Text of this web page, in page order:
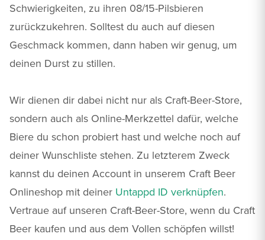
Schwierigkeiten, zu ihren 08/15-Pilsbieren
zurückzukehren. Solltest du auch auf diesen
Geschmack kommen, dann haben wir genug, um
deinen Durst zu stillen.
Wir dienen dir dabei nicht nur als Craft-Beer-Store,
sondern auch als Online-Merkzettel dafür, welche
Biere du schon probiert hast und welche noch auf
deiner Wunschliste stehen. Zu letzterem Zweck
kannst du deinen Account in unserem Craft Beer
Onlineshop mit deiner Untappd ID verknüpfen.
Vertraue auf unseren Craft-Beer-Store, wenn du Craft
Beer kaufen und aus dem Vollen schöpfen willst!